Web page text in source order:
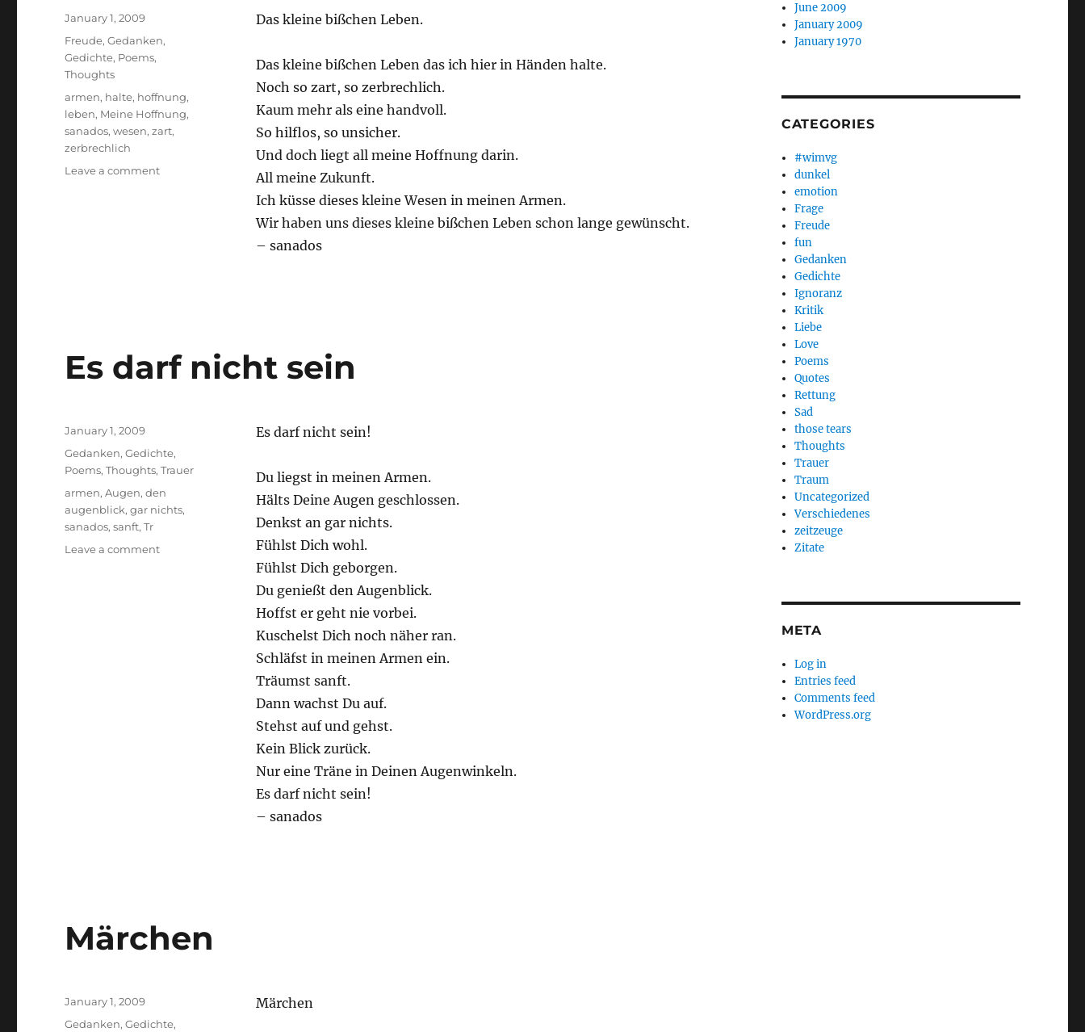
Das kleine bißchen Leben.
Das kleine bißchen Leben das ich hier in Händen halte.
Noch so zart, so zerbrechlich.
Kaum mehr als eine handvoll.
So hilflos, so unsicher.
Und doch liegt all meine Hoffnung darin.
All meine Zukunft.
Ich küsse dieses kleine Wesen in meinen Armen.
Wir haben uns dieses kleine bißchen Leben schon lange gewünscht.
– sanados
Posted
January 1, 2009
Categories
Freude,Gedanken,
Gedichte, Poems,
Thoughts
Tags
armen, halte, hoffnung,
leben, Meine Hoffnung,
sanados,wesen,zart,
zerbrechlich
Leave a commenton
Es darf nicht sein
Es darf nicht sein!
Du liegst in meinen Armen.
Hälts Deine Augen geschlossen.
Denkst an gar nichts.
Fühlst Dich wohl.
Fühlst Dich geborgen.
Du genießt den Augenblick.
Hoffst er geht nie vorbei.
Kuschelst Dich noch näher ran.
Schläfst in meinen Armen ein.
Träumst sanft.
Dann wachst Du auf.
Stehst auf und gehst.
Kein Blick zurück.
Nur eine Träne in Deinen Augenwinkeln.
Es darf nicht sein!
– sanados
Posted
January 1, 2009
Categories
Gedanken,Gedichte,
Poems,Thoughts,Trauer
Tags
armen,Augen,den
augenblick,gar nichts,
sanados,sanft,Tr
Leave a commenton
Märchen
Märchen
Posted
January 1, 2009
Categories
Gedanken,Gedichte,
June 2009
January 2009
January 1970
CATEGORIES
#wimvg
dunkel
emotion
Frage
Freude
fun
Gedanken
Gedichte
Ignoranz
Kritik
Liebe
Love
Poems
Quotes
Rettung
Sad
those tears
Thoughts
Trauer
Traum
Uncategorized
Verschiedenes
zeitzeuge
Zitate
META
Log in
Entries feed
Comments feed
WordPress.org